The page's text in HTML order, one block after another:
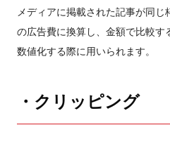
メディアに掲載された記事が同
の広告費に換算し、金額で比較す
数値化する際に用いられます。
・クリッピング